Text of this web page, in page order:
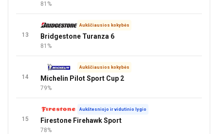
81%
13
Aukščiausios kokybės
Bridgestone Turanza 6
81%
14
Aukščiausios kokybės
Michelin Pilot Sport Cup 2
79%
15
Aukštesniojo ir vidutinio lygio
Firestone Firehawk Sport
78%